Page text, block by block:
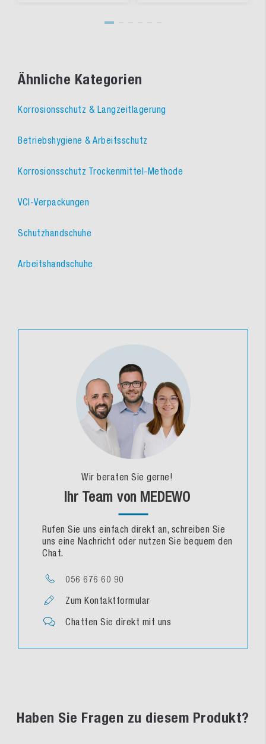
Ähnliche Kategorien
Korrosionsschutz & Langzeitlagerung
Betriebshygiene & Arbeitsschutz
Korrosionsschutz Trockenmittel-Methode
VCI-Verpackungen
Schutzhandschuhe
Arbeitshandschuhe
Wir beraten Sie gerne!
Ihr Team von MEDEWO
Rufen Sie uns einfach direkt an, schreiben Sie
uns eine Nachricht oder nutzen Sie bequem den
Chat.
056 676 60 90
Zum Kontaktformular
Chatten Sie direkt mit uns
Haben Sie Fragen zu diesem Produkt?